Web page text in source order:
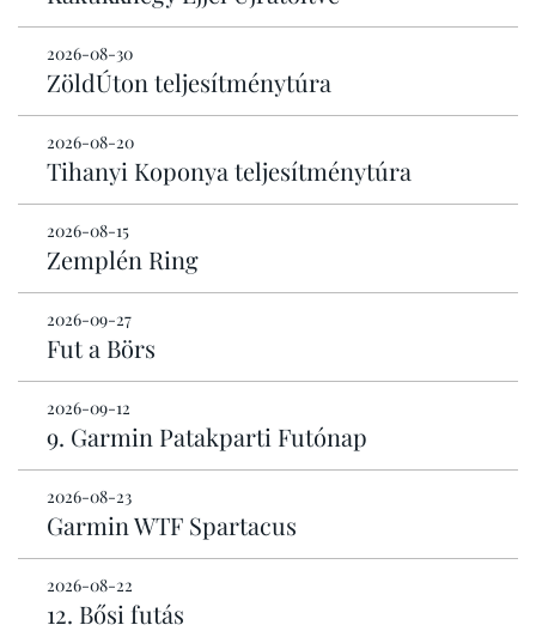
2026-08-30
ZöldÚton teljesítménytúra
2026-08-20
Tihanyi Koponya teljesítménytúra
2026-08-15
Zemplén Ring
2026-09-27
Fut a Börs
2026-09-12
9. Garmin Patakparti Futónap
2026-08-23
Garmin WTF Spartacus
2026-08-22
12. Bősi futás